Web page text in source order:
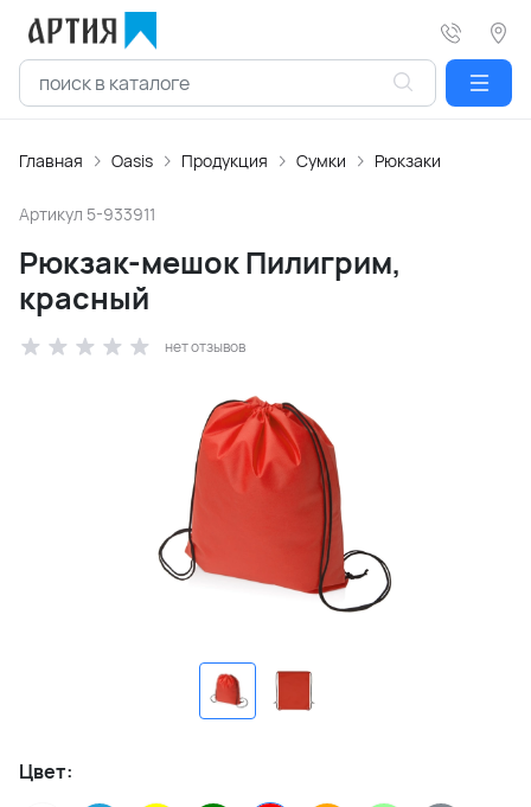
Главная Oasis Продукция Сумки Рюкзаки
Артикул 5-933911
Рюкзак-мешок Пилигрим,
красный
нет отзывов
Цвет: